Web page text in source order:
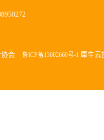
会 鲁ICP备13002669号-1 犀牛云